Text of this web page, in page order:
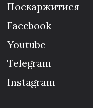
Поскаржитися
Facebook
Youtube
Telegram
Instagram